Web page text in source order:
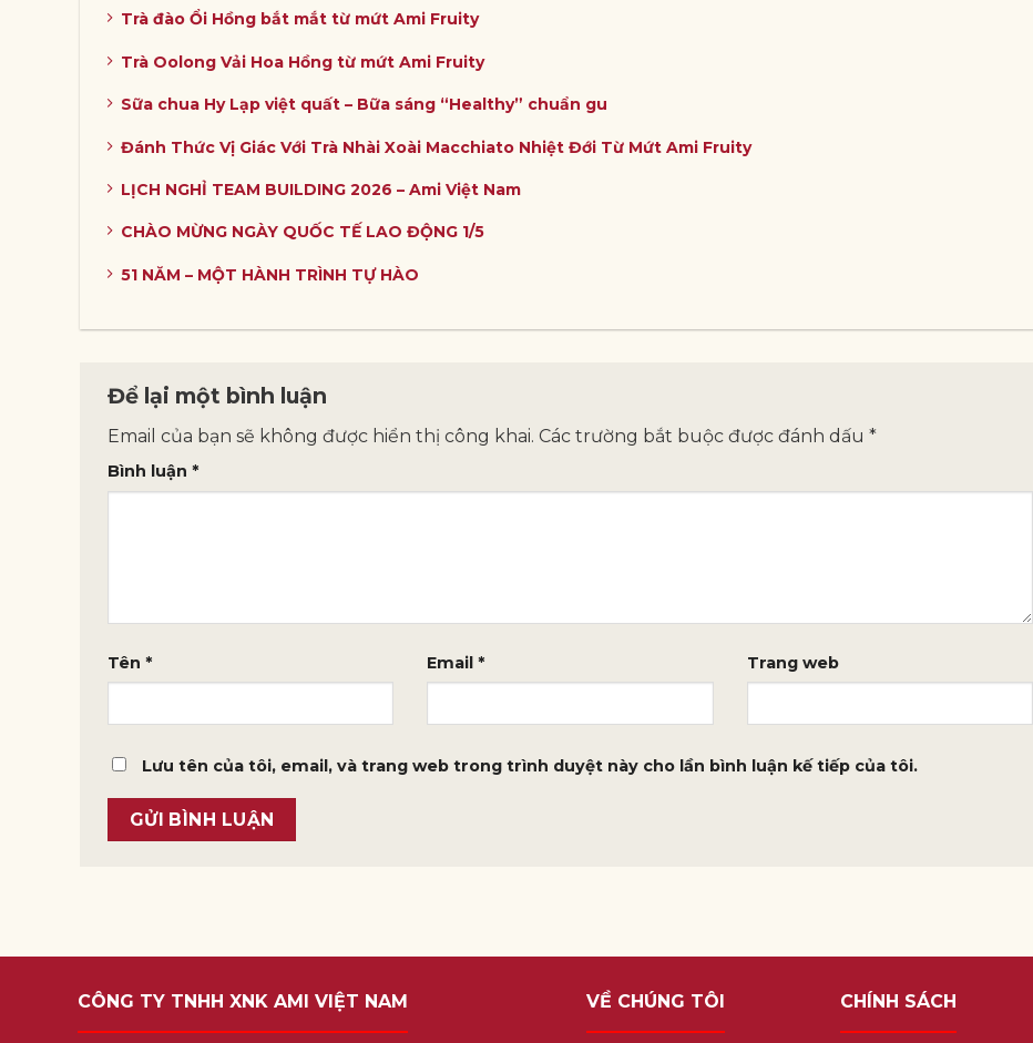
Trà đào Ổi Hồng bắt mắt từ mứt Ami Fruity
Trà Oolong Vải Hoa Hồng từ mứt Ami Fruity
Sữa chua Hy Lạp việt quất – Bữa sáng “Healthy” chuẩn gu
Đánh Thức Vị Giác Với Trà Nhài Xoài Macchiato Nhiệt Đới Từ Mứt Ami Fruity
LỊCH NGHỈ TEAM BUILDING 2026 – Ami Việt Nam
CHÀO MỪNG NGÀY QUỐC TẾ LAO ĐỘNG 1/5
51 NĂM – MỘT HÀNH TRÌNH TỰ HÀO
Để lại một bình luận
Email của bạn sẽ không được hiển thị công khai. Các trường bắt buộc được đánh dấu *
Bình luận *
Tên * Email* Trang web
Lưu tên của tôi, email, và trang web trong trình duyệt này cho lần bình luận kế tiếp của tôi.
CÔNG TY TNHH XNK AMI VIỆT NAM VỀ CHÚNG TÔI CHÍNH SÁCH